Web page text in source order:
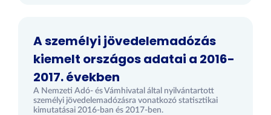
A személyi jövedelemadózás
kiemelt országos adatai a 2016-
2017. években
A Nemzeti Adó- és Vámhivatal által nyilvántartott
személyi jövedelemadózásra vonatkozó statisztikai
kimutatásai 2016-ban és 2017-ben.